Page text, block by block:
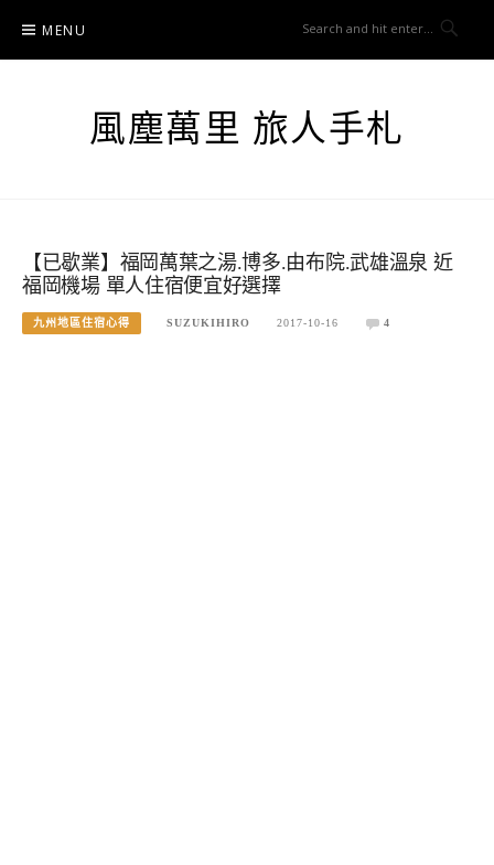
content
MENU
風塵萬里 旅人手札
【已歇業】福岡萬葉之湯.博多.由布院.武雄溫泉 近
福岡機場 單人住宿便宜好選擇
九州地區住宿心得 SUZUKIHIRO 2017-10-16 4